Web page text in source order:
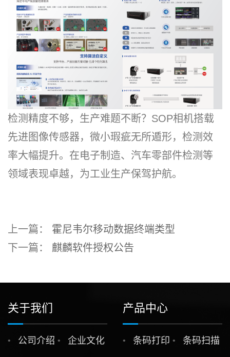
检测精度不够，生产难题不断？SOP相机搭载
先进图像传感器，微小瑕疵无所遁形，检测效
率大幅提升。在电子制造、汽车零部件检测等
领域表现卓越，为工业生产保驾护航。
上一篇： 霍尼韦尔移动数据终端类型
下一篇： 麒麟软件授权公告
关于我们
公司介绍 企业文化
产品中心
条码打印 条码扫描